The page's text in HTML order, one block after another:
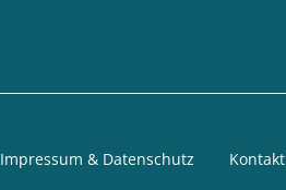
Impressum & Datenschutz Kontakt